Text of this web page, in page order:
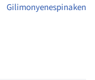
Gilimonyenespinaken